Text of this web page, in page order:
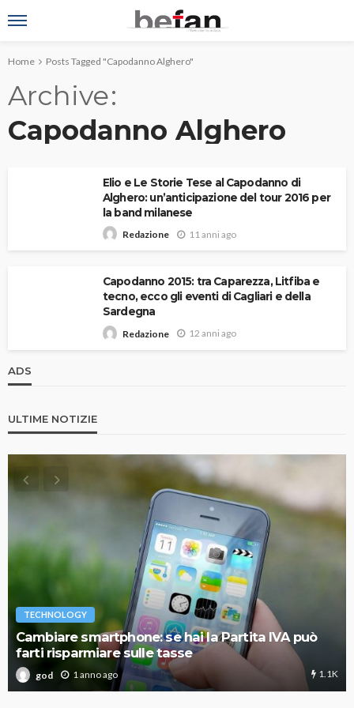
Home Posts Tagged "Capodanno Alghero"
Archive
Capodanno Alghero
Elio e Le Storie Tese al Capodanno di
Alghero: un’anticipazione del tour 2016 per
la band milanese
Redazione 11 anni ago
Capodanno 2015: tra Caparezza, Litfiba e
tecno, ecco gli eventi di Cagliari e della
Sardegna
Redazione 12 anni ago
ADS
ULTIME NOTIZIE
TECHNOLOGY
Cambiare smartphone: se hai la Partita IVA può
farti risparmiare sulle tasse
god 1 anno ago 1.1K